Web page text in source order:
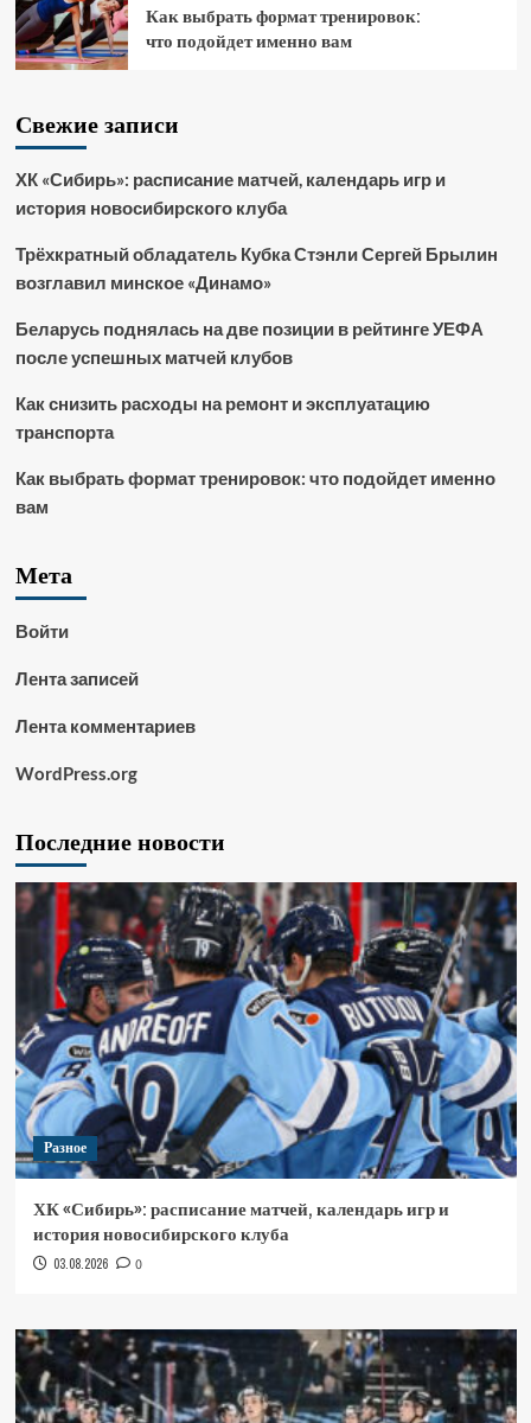
Как выбрать формат тренировок:
что подойдет именно вам
Свежие записи
ХК «Сибирь»: расписание матчей, календарь игр и
история новосибирского клуба
Трёхкратный обладатель Кубка Стэнли Сергей Брылин
возглавил минское «Динамо»
Беларусь поднялась на две позиции в рейтинге УЕФА
после успешных матчей клубов
Как снизить расходы на ремонт и эксплуатацию
транспорта
Как выбрать формат тренировок: что подойдет именно
вам
Мета
Войти
Лента записей
Лента комментариев
WordPress.org
Последние новости
Разное
ХК «Сибирь»: расписание матчей, календарь игр и
история новосибирского клуба
03.08.2026 0